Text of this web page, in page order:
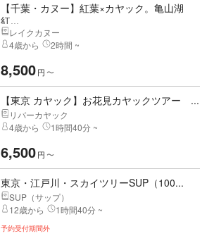
【千葉・カヌー】紅葉×カヤック。亀山湖
紅...
レイクカヌー
4歳から
2時間 ~
8,500円 〜
【東京 カヤック】お花見カヤックツアー ...
リバーカヤック
4歳から
1時間40分 ~
6,500円 〜
東京・江戸川・スカイツリーSUP（100...
SUP（サップ）
12歳から
1時間40分 ~
予約受付期間外